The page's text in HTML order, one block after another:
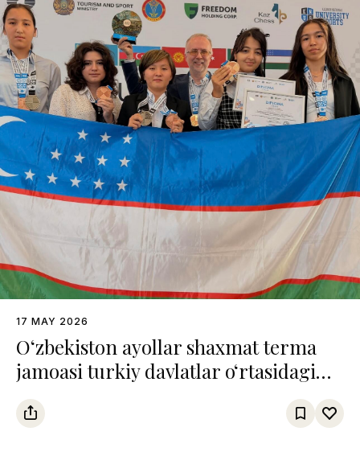
17 MAY 2026
O‘zbekiston ayollar shaxmat terma
jamoasi turkiy davlatlar o‘rtasidagi
chempionatda uchinchi o‘rinni
egalladi